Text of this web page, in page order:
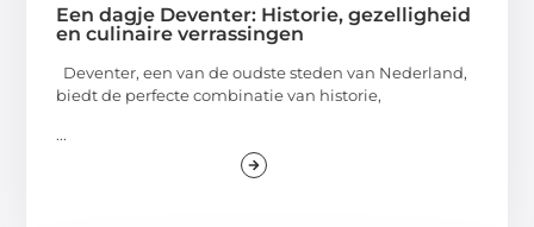
Een dagje Deventer: Historie, gezelligheid
en culinaire verrassingen
Deventer, een van de oudste steden van Nederland,
biedt de perfecte combinatie van historie,
...